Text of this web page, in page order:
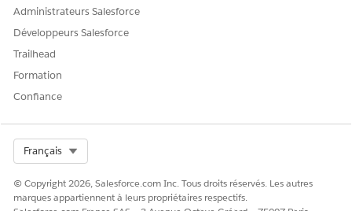
Administrateurs Salesforce
Développeurs Salesforce
Trailhead
Formation
Confiance
Français
© Copyright 2026, Salesforce.com Inc. Tous droits réservés. Les autres
marques appartiennent à leurs propriétaires respectifs.